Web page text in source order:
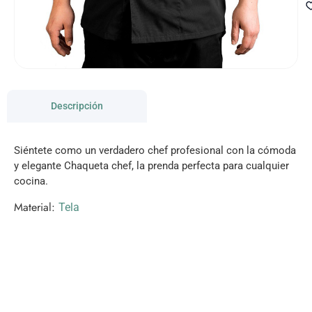
Descripción
Siéntete como un verdadero chef profesional con la cómoda
y elegante Chaqueta chef, la prenda perfecta para cualquier
cocina.
Material: Tela